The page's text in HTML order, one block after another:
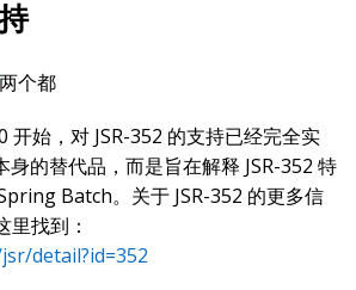
两个都
开始，对 JSR-352 的支持已经完全实
的替代品，而是旨在解释 JSR-352 特
Batch。关于 JSR-352 的更多信
里找到：
detail?id=352